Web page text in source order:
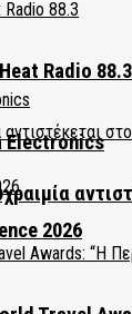
Radio 88.3
Electronics
2026